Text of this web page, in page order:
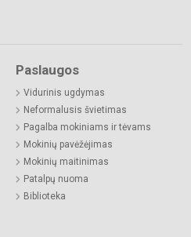
Paslaugos
Vidurinis ugdymas
Neformalusis švietimas
Pagalba mokiniams ir tėvams
Mokinių pavėžėjimas
Mokinių maitinimas
Patalpų nuoma
Biblioteka